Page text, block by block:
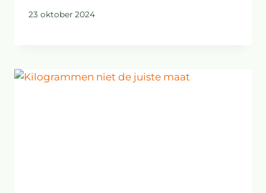
23 oktober 2024